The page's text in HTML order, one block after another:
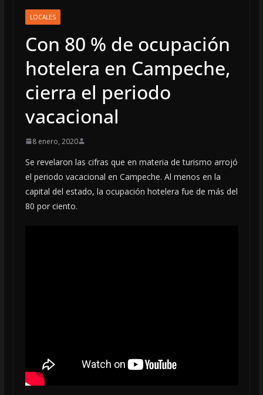
LOCALES
Con 80 % de ocupación
hotelera en Campeche,
cierra el periodo
vacacional
8 enero, 2020
Se revelaron las cifras que en materia de turismo arrojó
el periodo vacacional en Campeche. Al menos en la
capital del estado, la ocupación hotelera fue de más del
80 por ciento.